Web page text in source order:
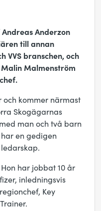
Anderzon
till annan
VVS branschen, och
Malmenström
kommer närmast
Skogägarnas
man och två barn
en gedigen
har jobbat 10 år
inledningsvis
Key